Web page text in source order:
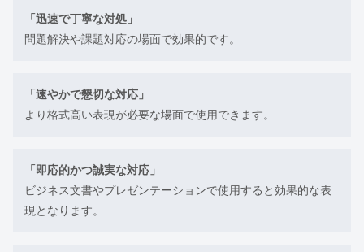
「迅速で丁寧な対処」
問題解決や課題対応の場面で効果的です。
「速やかで懇切な対応」
より格式高い表現が必要な場面で使用できます。
「即応的かつ誠実な対応」
ビジネス文書やプレゼンテーションで使用すると効果的な表
現となります。